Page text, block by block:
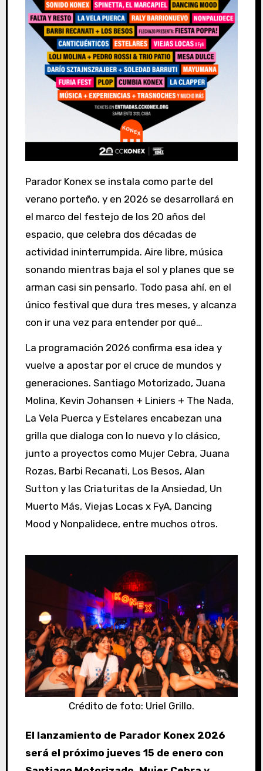
Parador Konex se instala como parte del
verano porteño, y en 2026 se desarrollará en
el marco del festejo de los 20 años del
espacio, que celebra dos décadas de
actividad ininterrumpida. Aire libre, música
sonando mientras baja el sol y planes que se
arman casi sin pensarlo. Todo pasa ahí, en el
único festival que dura tres meses, y alcanza
con ir una vez para entender por qué…
La programación 2026 confirma esa idea y
vuelve a apostar por el cruce de mundos y
generaciones. Santiago Motorizado, Juana
Molina, Kevin Johansen + Liniers + The Nada,
La Vela Puerca y Estelares encabezan una
grilla que dialoga con lo nuevo y lo clásico,
junto a proyectos como Mujer Cebra, Juana
Rozas, Barbi Recanati, Los Besos, Alan
Sutton y las Criaturitas de la Ansiedad, Un
Muerto Más, Viejas Locas x FyA, Dancing
Mood y Nonpalidece, entre muchos otros.
Crédito de foto: Uriel Grillo.
El lanzamiento de Parador Konex 2026
será el próximo jueves 15 de enero con